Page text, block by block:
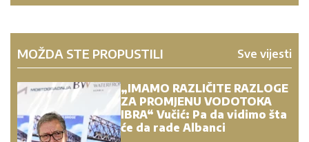
MOŽDA STE PROPUSTILI Sve vijesti
„IMAMO RAZLIČITE RAZLOGE
ZA PROMJENU VODOTOKA
IBRA“ Vučić: Pa da vidimo šta
će da rade Albanci